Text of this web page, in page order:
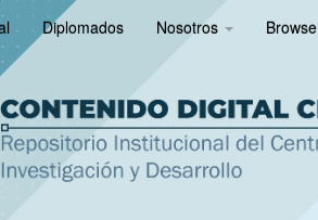
Diplomados Nosotros Browse